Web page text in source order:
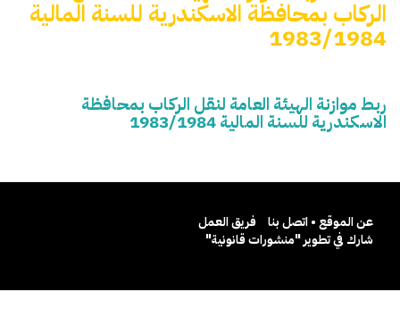
الركاب بمحافظة الاسكندرية للسنة المالية
1983/1984
ربط موازنة الهيئة العامة لنقل الركاب بمحافظة
الاسكندرية للسنة المالية 1983/1984
عن الموقع • اتصل بنا
فريق العمل
شارك في تطوير "منشورات قانونية"